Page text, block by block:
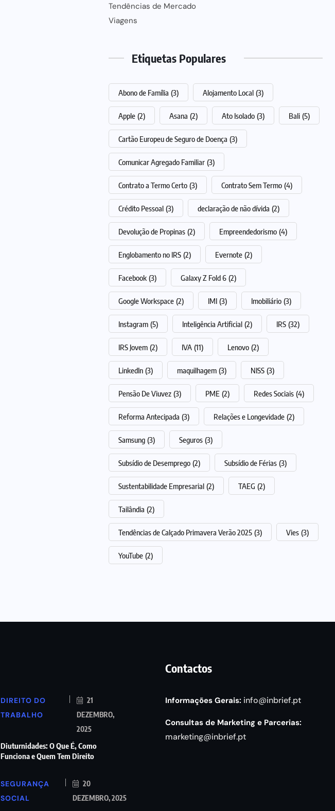
Tendências de Mercado
Viagens
Etiquetas Populares
Abono de Família (3) Alojamento Local (3)
Apple (2) Asana (2) Ato Isolado (3) Bali (5)
Cartão Europeu de Seguro de Doença (3)
Comunicar Agregado Familiar (3)
Contrato a Termo Certo (3) Contrato Sem Termo (4)
Crédito Pessoal (3) declaração de não dívida (2)
Devolução de Propinas (2) Empreendedorismo (4)
Englobamento no IRS (2) Evernote (2)
Facebook (3) Galaxy Z Fold 6 (2)
Google Workspace (2) IMI (3) Imobiliário (3)
Instagram (5) Inteligência Artificial (2) IRS (32)
IRS Jovem (2) IVA (11) Lenovo (2)
LinkedIn (3) maquilhagem (3) NISS (3)
Pensão De Viuvez (3) PME (2) Redes Sociais (4)
Reforma Antecipada (3) Relações e Longevidade (2)
Samsung (3) Seguros (3)
Subsídio de Desemprego (2) Subsídio de Férias (3)
Sustentabilidade Empresarial (2) TAEG (2)
Tailândia (2)
Tendências de Calçado Primavera Verão 2025 (3) Vies (3)
YouTube (2)
DIREITO DO
TRABALHO
21
DEZEMBRO,
2025
Diuturnidades: O Que É, Como
Funciona e Quem Tem Direito
SEGURANÇA
SOCIAL
20
DEZEMBRO, 2025
Contactos
Informações Gerais: info@inbrief.pt
Consultas de Marketing e Parcerias:
marketing@inbrief.pt